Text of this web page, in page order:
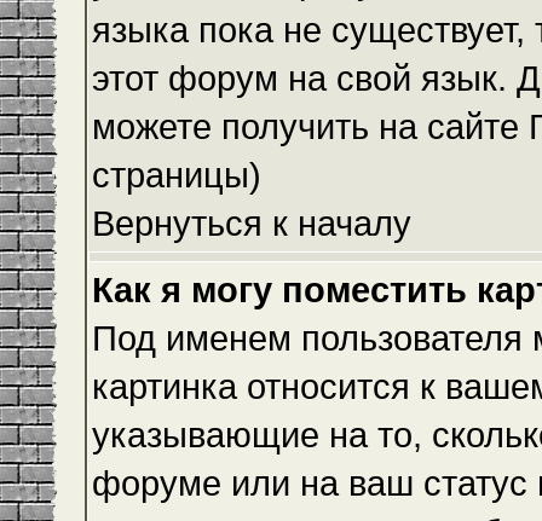
языка пока не
этот форум на свой язык.
можете получить на сайте
страницы)
Вернуться к началу
Как я могу поместить
Под именем пользователя
картинка относится к
указывающие на то,
форуме или на ваш